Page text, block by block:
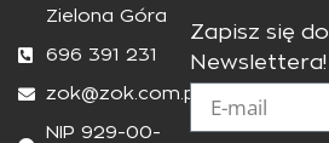
Zielona Góra
696 391 231
zok@zok.com.pl
NIP 929-00-
Zapisz się do
Newslettera!